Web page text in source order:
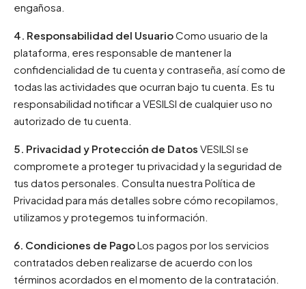
engañosa.
4. Responsabilidad del UsuarioComo usuario de la
plataforma, eres responsable de mantener la
confidencialidad de tu cuenta y contraseña, así como de
todas las actividades que ocurran bajo tu cuenta. Es tu
responsabilidad notificar a VESILSI de cualquier uso no
autorizado de tu cuenta.
5. Privacidad y Protección de Datos VESILSI se
compromete a proteger tu privacidad y la seguridad de
tus datos personales. Consulta nuestra Política de
Privacidad para más detalles sobre cómo recopilamos,
utilizamos y protegemos tu información.
6. Condiciones de PagoLos pagos por los servicios
contratados deben realizarse de acuerdo con los
términos acordados en el momento de la contratación.